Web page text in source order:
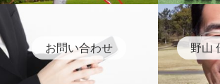
お問い合わせ 野山